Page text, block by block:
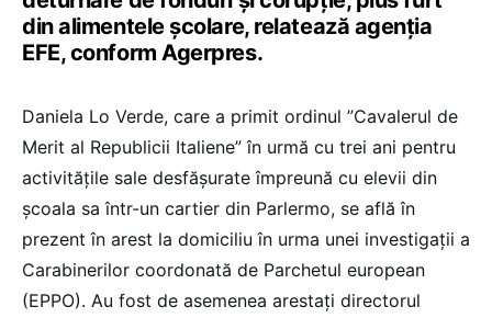
din alimentele şcolare, relatează agenţia
EFE, conform Agerpres.
Daniela Lo Verde, care a primit ordinul ”Cavalerul de
Merit al Republicii Italiene” în urmă cu trei ani pentru
activităţile sale desfăşurate împreună cu elevii din
şcoala sa într-un cartier din Parlermo, se află în
prezent în arest la domiciliu în urma unei investigaţii a
Carabinerilor coordonată de Parchetul european
(EPPO). Au fost de asemenea arestaţi directorul